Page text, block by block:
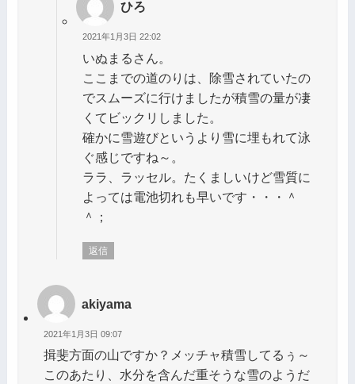
ひろ
2021年1月3日 22:02
いぬまるさん。
ここまでの道のりは、除雪されていたの
でスムーズに行けましたが積雪の量が凄
くてビックリしました。
確かに雪遊びというより雪に埋もれて泳
ぐ感じですね～。
ララ、ラッセル。たくましいけど雪質に
よっては電池切れも早いです・・・＾
＾；
返信
akiyama
2021年1月3日 09:07
揖斐方面の山ですか？メッチャ積雪してるぅ～
このあたり、水分を含んだ重そうな雪のようだ